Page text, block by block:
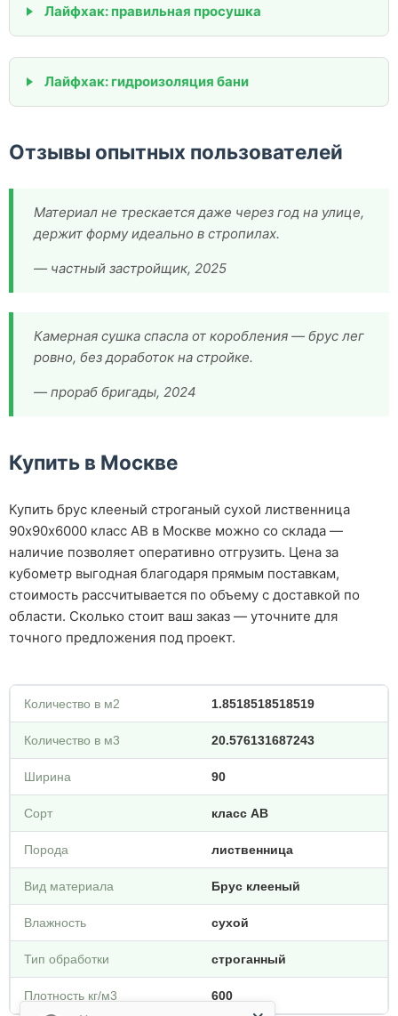
Лайфхак: правильная просушка
Лайфхак: гидроизоляция бани
Отзывы опытных пользователей
Материал не трескается даже через год на улице,
держит форму идеально в стропилах.
— частный застройщик, 2025
Камерная сушка спасла от коробления — брус лег
ровно, без доработок на стройке.
— прораб бригады, 2024
Купить в Москве
Купить брус клееный строганый сухой лиственница
90х90х6000 класс АВ в Москве можно со склада —
наличие позволяет оперативно отгрузить. Цена за
кубометр выгодная благодаря прямым поставкам,
стоимость рассчитывается по объему с доставкой по
области. Сколько стоит ваш заказ — уточните для
точного предложения под проект.
Количество в м2 1.8518518518519
Количество в м3 20.576131687243
Ширина 90
Сорт класс АВ
Порода лиственница
Вид материала Брус клееный
Влажность сухой
Тип обработки строганный
Плотность кг/м3 600